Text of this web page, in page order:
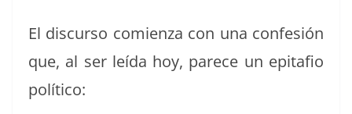
El dis­cur­so comien­za con una con­fe­sión
que, al ser leí­da hoy, parece un epitafio
político: